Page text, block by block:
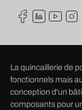
La quincaillerie de
fonctionnels mais
conception d'un
composants pour